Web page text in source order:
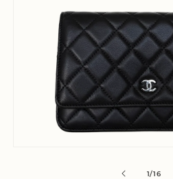
1/von
16